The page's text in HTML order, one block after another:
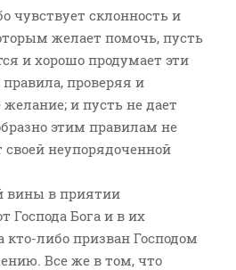
чувствует склонность и
желает помочь, пусть
и хорошо продумает эти
проверяя и
и пусть не дает
этим правилам не
своей неупорядоченной
вины в приятии
Господа Бога и в их
кто-либо призван Господом
Все же в том, что